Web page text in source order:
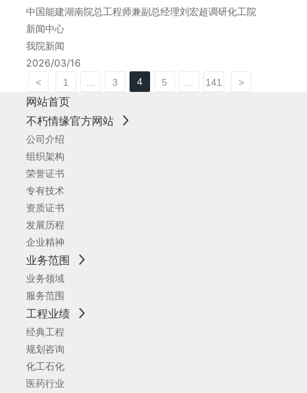
中国能建湖南院总工程师兼副总经理刘宏超调研化工院
新闻中心
我院新闻
2026/03/16
< 1 3 4 5 141 >
网站首页
不朽情缘官方网站
公司介绍
组织架构
荣誉证书
专有技术
资质证书
发展历程
企业精神
业务范围
业务领域
服务范围
工程业绩
经典工程
规划咨询
化工石化
医药行业